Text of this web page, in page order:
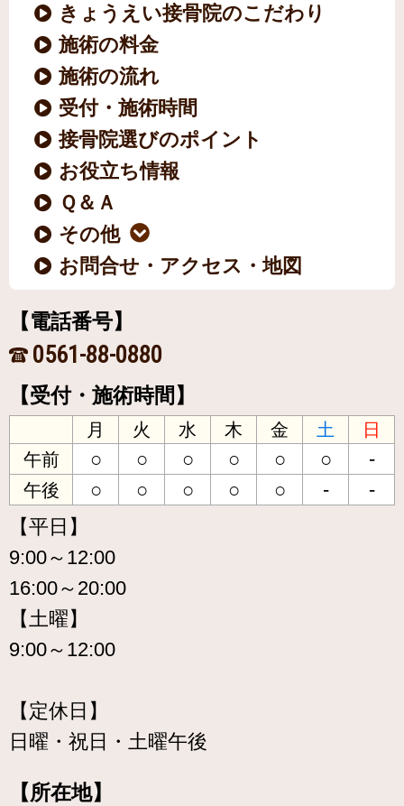
きょうえい接骨院のこだわり
施術の料金
施術の流れ
受付・施術時間
接骨院選びのポイント
お役立ち情報
Ｑ＆Ａ
その他
お問合せ・アクセス・地図
【電話番号】
0561-88-0880
【受付・施術時間】
月 火 水 木 金 土
日
午前
○ ○ ○ ○ ○ ○ -
午後 ○ ○ ○ ○ ○ -
-
【平日】
9:00～12:00
16:00～20:00
【土曜】
9:00～12:00
【定休日】
日曜・祝日・土曜午後
【所在地】